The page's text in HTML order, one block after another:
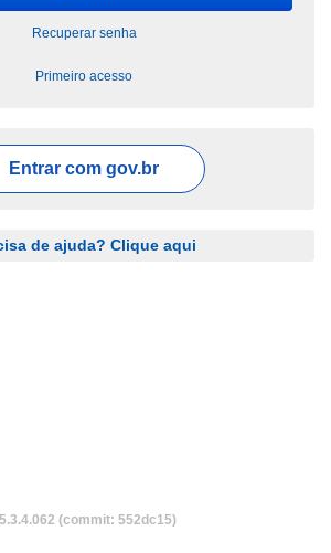
Recuperar senha
Primeiro acesso
Entrar com gov.br
de ajuda? Clique aqui
(commit: 552dc15)